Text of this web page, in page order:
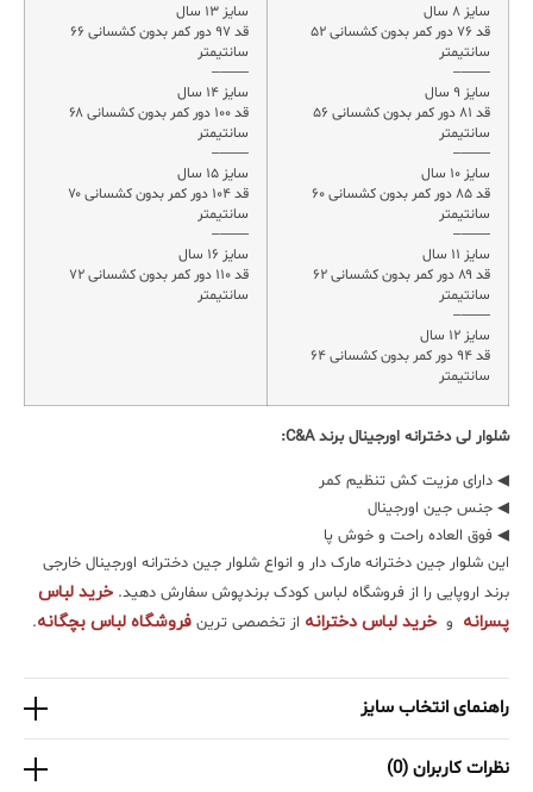
سایز ۸ سال
قد ۷۶ دور کمر بدون کشسانی ۵۲
سانتیمتر
——–
سایز ۹ سال
قد ۸۱ دور کمر بدون کشسانی ۵۶
سانتیمتر
——–
سایز ۱۰ سال
قد ۸۵ دور کمر بدون کشسانی ۶۰
سانتیمتر
——–
سایز ۱۱ سال
قد ۸۹ دور کمر بدون کشسانی ۶۲
سانتیمتر
——–
سایز ۱۲ سال
قد ۹۴ دور کمر بدون کشسانی ۶۴
سانتیمتر
سایز ۱۳ سال
قد ۹۷ دور کمر بدون کشسانی ۶۶
سانتیمتر
——–
سایز ۱۴ سال
قد ۱۰۰ دور کمر بدون کشسانی ۶۸
سانتیمتر
——–
سایز ۱۵ سال
قد ۱۰۴ دور کمر بدون کشسانی ۷۰
سانتیمتر
——–
سایز ۱۶ سال
قد ۱۱۰ دور کمر بدون کشسانی ۷۲
سانتیمتر
شلوار لی دخترانه اورجینال برندC&A
:
◀ دارای مزیت کش تنظیم کمر
◀ جنس جین اورجینال
◀ فوق العاده راحت و خوش پا
این شلوار جین دخترانه مارک دار و انواع شلوار جین دخترانه اورجینال خارجی
برند اروپایی را از فروشگاه لباس کودک برندپوش سفارش دهید. خرید لباس
پسرانه و خرید لباس دخترانه از تخصصی ترین فروشگاه لباس بچگانه.
راهنمای انتخاب سایز
نظرات کاربران (0)